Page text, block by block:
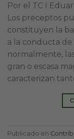
Por el TC I
Los preceptos
constituyen la
a la conducta
normalmente,
gran o escasa
caracterizan
Publicado en